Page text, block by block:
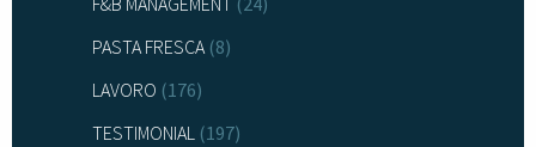
PASTA FRESCA(8)
LAVORO (176)
TESTIMONIAL (197)